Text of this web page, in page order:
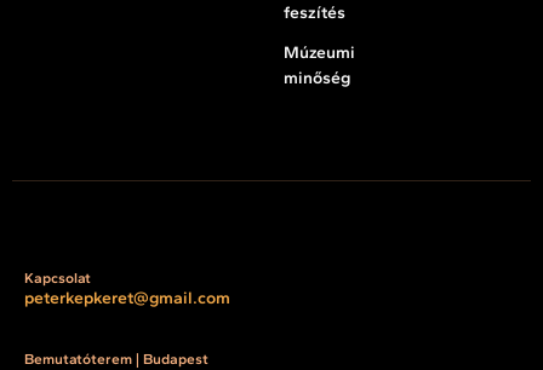
feszítés
Múzeumi
minőség
Kapcsolat
peterkepkeret@gmail.com
Bemutatóterem | Budapest